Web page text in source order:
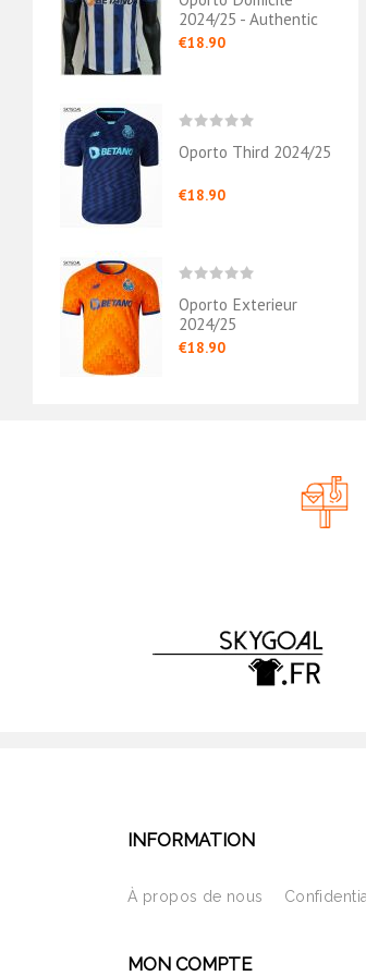
2024/25 - Authentic
€18.90
Oporto Third 2024/25
€18.90
Oporto Exterieur
2024/25
€18.90
INFORMATION
À propos de nous
MON COMPTE